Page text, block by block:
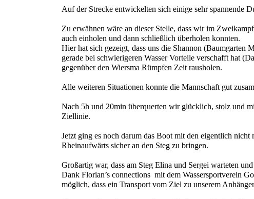
Auf der Strecke entwickelten sich einige sehr spannende
Zu erwähnen wäre an dieser Stelle, dass wir im
auch einholen und dann schließlich überholen konnten.
Hier hat sich gezeigt, dass uns die Shannon (Baumgarten
gerade bei schwierigeren Wasser Vorteile verschafft hat
gegenüber den Wiersma Rümpfen Zeit rausholen.
Alle weiteren Situationen konnte die Mannschaft gut
Nach 5h und 20min überquerten wir glücklich, stolz und
Ziellinie.
Jetzt ging es noch darum das Boot mit den eigentlich
Rheinaufwärts sicher an den Steg zu bringen.
Großartig war, dass am Steg Elina und Sergei warteten
Dank Florian’s connections mit dem Wassersportverein
möglich, dass ein Transport vom Ziel zu unserem